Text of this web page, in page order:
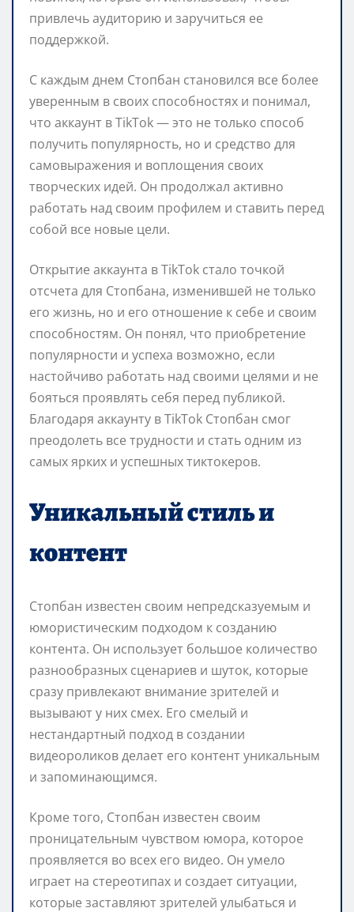
привлечь аудиторию и заручиться ее
поддержкой.
С каждым днем Стопбан становился все более
уверенным в своих способностях и понимал,
что аккаунт в TikTok — это не только способ
получить популярность, но и средство для
самовыражения и воплощения своих
творческих идей. Он продолжал активно
работать над своим профилем и ставить перед
собой все новые цели.
Открытие аккаунта в TikTok стало точкой
отсчета для Стопбана, изменившей не только
его жизнь, но и его отношение к себе и своим
способностям. Он понял, что приобретение
популярности и успеха возможно, если
настойчиво работать над своими целями и не
бояться проявлять себя перед публикой.
Благодаря аккаунту в TikTok Стопбан смог
преодолеть все трудности и стать одним из
самых ярких и успешных тиктокеров.
Уникальный стиль и
контент
Стопбан известен своим непредсказуемым и
юмористическим подходом к созданию
контента. Он использует большое количество
разнообразных сценариев и шуток, которые
сразу привлекают внимание зрителей и
вызывают у них смех. Его смелый и
нестандартный подход в создании
видеороликов делает его контент уникальным
и запоминающимся.
Кроме того, Стопбан известен своим
проницательным чувством юмора, которое
проявляется во всех его видео. Он умело
играет на стереотипах и создает ситуации,
которые заставляют зрителей улыбаться и